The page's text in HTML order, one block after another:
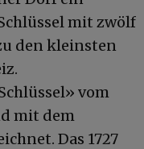
mit zwölf
den kleinsten
vom
mit dem
Das 1727